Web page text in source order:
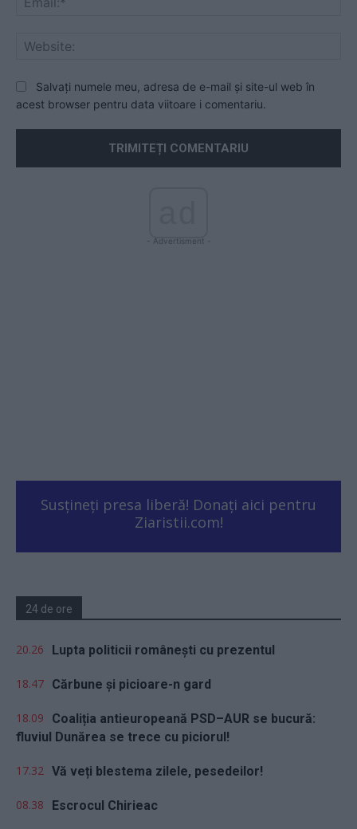
Salvați numele meu, adresa de e-mail și site-ul web în
acest browser pentru data viitoare i comentariu.
- Advertisment -
Susțineți presa liberă! Donați aici pentru
Ziaristii.com!
24 de ore
20.26 Lupta politicii românești cu prezentul
18.47 Cărbune și picioare-n gard
18.09
Coaliția antieuropeană PSD–AUR se bucură:
fluviul Dunărea se trece cu piciorul!
17.32 Vă veți blestema zilele, pesedeilor!
08.38 Escrocul Chirieac